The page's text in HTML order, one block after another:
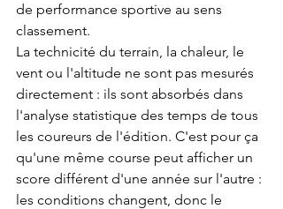
de performance sportive au sens
classement.
La technicité du terrain, la chaleur, le
vent ou l'altitude ne sont pas mesurés
directement : ils sont absorbés dans
l'analyse statistique des temps de tous
les coureurs de l'édition. C'est pour ça
qu'une même course peut afficher un
score différent d'une année sur l'autre :
les conditions changent, donc le